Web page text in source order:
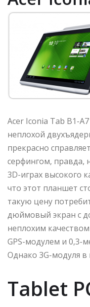
Acer Iconia Tab B1-
неплохой
прекрасно
серфингом, правда,
3D-играх высокого
что этот планшет
такую цену
дюймовый экран с
неплохим
GPS-модулем и 0,3-
Однако 3G-модуля
Tablet